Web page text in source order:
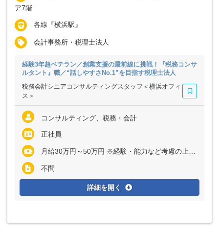
ア7階
各線『横浜駅』
会計事務所・税理士法人
経験3年超ベテラン／創業支援の最前線に挑戦！『税務コンサ
ルタント』職／“話しやすさNo.1”を目指す税理士法人
税務会計シニアコンサルティングスタッフ＜横浜オフィ
ス＞
コンサルティング、税務・会計
正社員
月給30万円～50万円 ※経験・能力など考慮の上、決定いたします ※上記に固定残業代（月45時間分＝7万6300円～12万7100円）を含む ※上記に固定深夜残業代割り増し分（月10時間分＝3400円～5700円）を含む ※超過分は別途全額支給
不問
詳細を開く